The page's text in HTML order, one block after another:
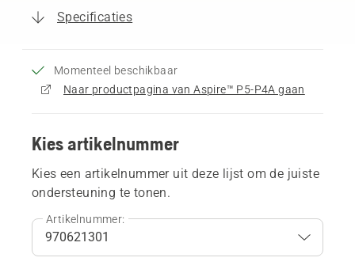
Specificaties
Momenteel beschikbaar
Naar productpagina van Aspire™ P5-P4A gaan
Kies artikelnummer
Kies een artikelnummer uit deze lijst om de juiste
ondersteuning te tonen.
Artikelnummer: